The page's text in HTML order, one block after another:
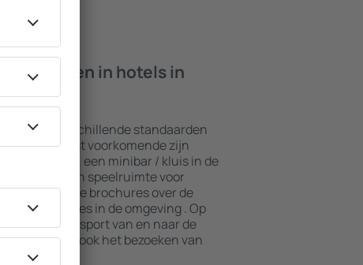
ik vinden in hotels in
hebben verschillende standaarden
De meest voorkomende zijn
met een spa, een minibar / kluis in de
een speelruimte voor
informatieve brochures over de
attracties in de omgeving . Op
ook transport van en naar de
hotels ook het bezoeken van
aan.